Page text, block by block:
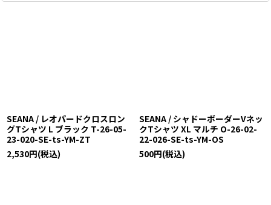
SEANA / レオパードクロスロン
グTシャツ L ブラック T-26-05-
23-020-SE-ts-YM-ZT
2,530円(税込)
SEANA / シャドーボーダーVネッ
クTシャツ XL マルチ O-26-02-
22-026-SE-ts-YM-OS
500円(税込)